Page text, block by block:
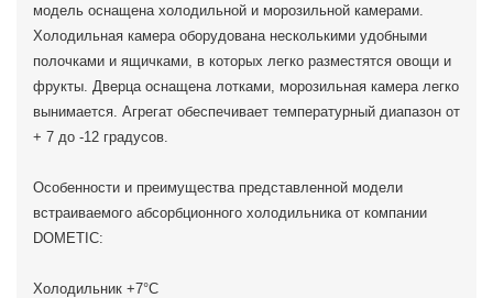
модель оснащена холодильной и морозильной камерами.
Холодильная камера оборудована несколькими удобными
полочками и ящичками, в которых легко разместятся овощи и
фрукты. Дверца оснащена лотками, морозильная камера легко
вынимается. Агрегат обеспечивает температурный диапазон от
+ 7 до -12 градусов.
Особенности и преимущества представленной модели
встраиваемого абсорбционного холодильника от компании
DOMETIC:
Холодильник +7°C